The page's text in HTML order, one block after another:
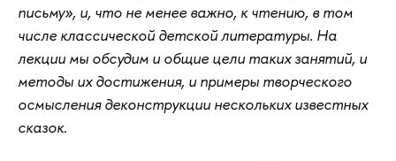
письму», и, что не менее важно, к чтению, в том
числе классической детской литературы. На
лекции мы обсудим и общие цели таких занятий, и
методы их достижения, и примеры творческого
осмысления деконструкции нескольких известных
сказок.